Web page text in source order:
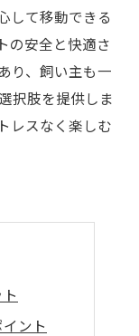
して移動できる
の安全と快適さ
り、飼い主も一
択肢を提供しま
レスなく楽しむ
ント